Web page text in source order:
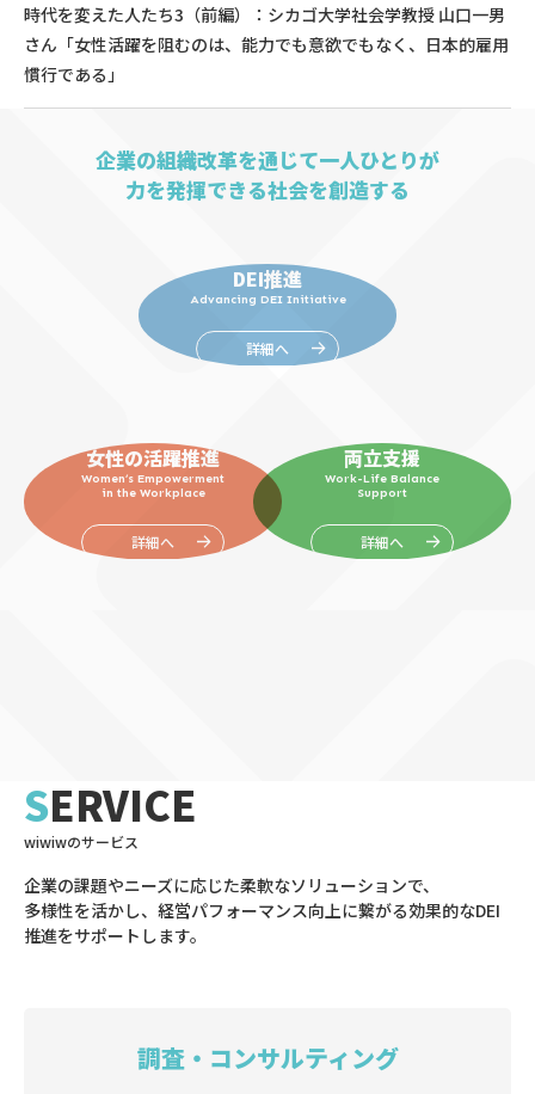
時代を変えた人たち3（前編）：シカゴ大学社会学教授 山口一男
さん「女性活躍を阻むのは、能力でも意欲でもなく、日本的雇用
慣行である」
企業の組織改革を通じて一人ひとりが
力を発揮できる社会を創造する
女性の活躍推進
Women’s Empowerment
in the Workplace
詳細へ
DEI推進
Advancing DEI Initiative
詳細へ
両立支援
Work-Life Balance
Support
詳細へ
SERVICE
wiwiwのサービス
企業の課題やニーズに応じた柔軟なソリューションで、
多様性を活かし、経営パフォーマンス向上に繋がる効果的なDEI
推進をサポートします。
調査・コンサルティング